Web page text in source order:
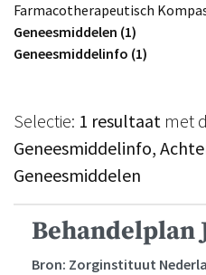
Farmacotherapeutisch
Geneesmiddelen (1)
Geneesmiddelinfo (1)
Selectie: 1 resultaat met
Geneesmiddelinfo,
Geneesmiddelen
Behandelplan
Bron: Zorginstituut